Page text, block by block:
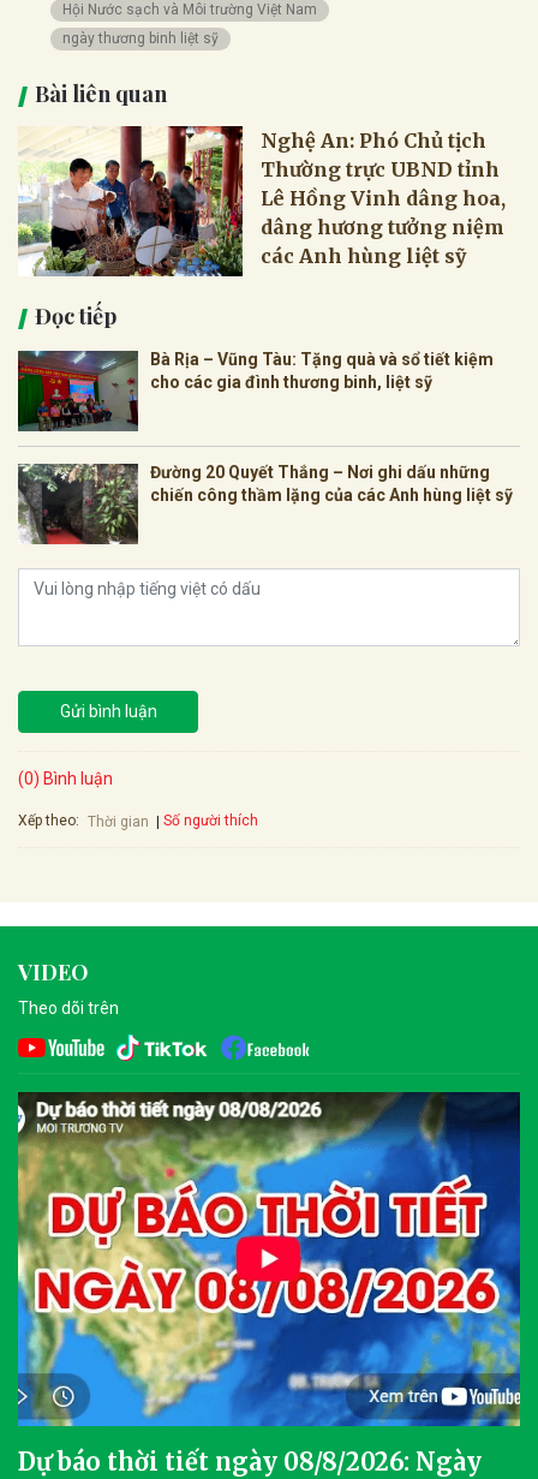
Hội Nước sạch và Môi trường Việt Nam
ngày thương binh liệt sỹ
Bài liên quan
Nghệ An: Phó Chủ tịch
Thường trực UBND tỉnh
Lê Hồng Vinh dâng hoa,
dâng hương tưởng niệm
các Anh hùng liệt sỹ
Đọc tiếp
Bà Rịa – Vũng Tàu: Tặng quà và sổ tiết kiệm
cho các gia đình thương binh, liệt sỹ
Đường 20 Quyết Thắng – Nơi ghi dấu những
chiến công thầm lặng của các Anh hùng liệt sỹ
Gửi bình luận
(0) Bình luận
Xếp theo: Thời gian Số người thích
VIDEO
Theo dõi trên
Dự báo thời tiết ngày 08/8/2026: Ngày